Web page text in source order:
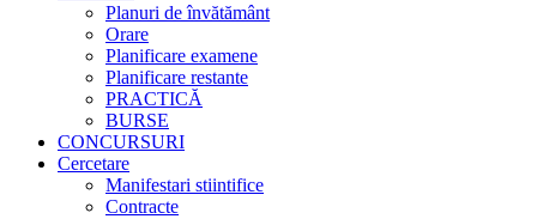
Planuri de învătământ
Orare
Planificare examene
Planificare restante
PRACTICĂ
BURSE
CONCURSURI
Cercetare
Manifestari stiintifice
Contracte